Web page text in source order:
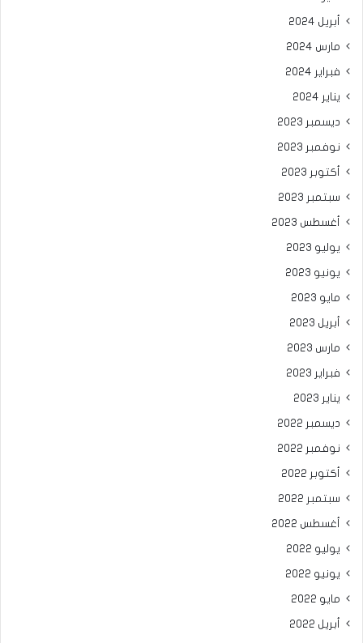
أبريل 2024
مارس 2024
فبراير 2024
يناير 2024
ديسمبر 2023
نوفمبر 2023
أكتوبر 2023
سبتمبر 2023
أغسطس 2023
يوليو 2023
يونيو 2023
مايو 2023
أبريل 2023
مارس 2023
فبراير 2023
يناير 2023
ديسمبر 2022
نوفمبر 2022
أكتوبر 2022
سبتمبر 2022
أغسطس 2022
يوليو 2022
يونيو 2022
مايو 2022
أبريل 2022